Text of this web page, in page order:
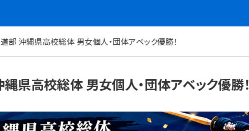
部 沖縄県高校総体 男女個人・団体アベック優勝！
県高校総体 男女個人・団体アベック優勝！